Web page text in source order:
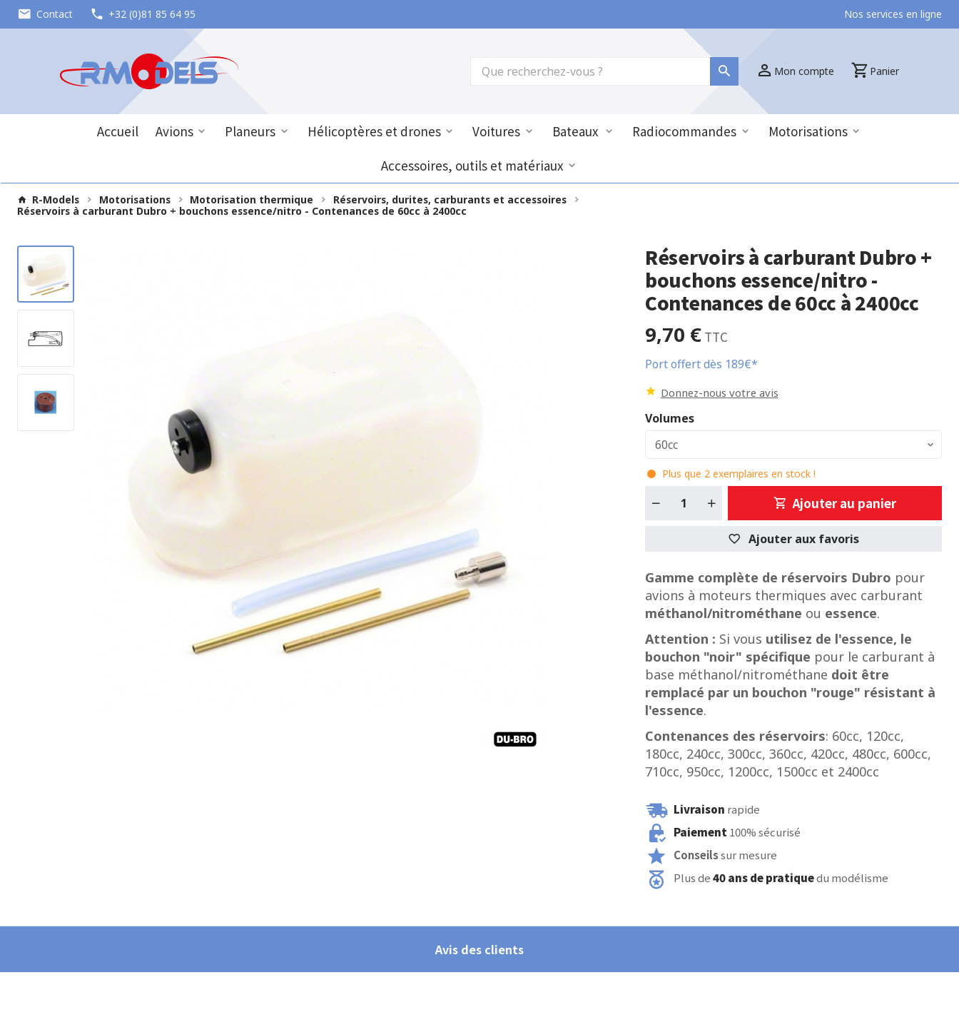
Contact +32 (0)81 85 64 95 Nos services en ligne
Mon compte Panier
Accueil Avions Planeurs Hélicoptères et drones Voitures Bateaux Radiocommandes
Motorisations
Accessoires, outils et matériaux
R-Models Motorisations Motorisation thermique
Réservoirs, durites, carburants et accessoires
Réservoirs à carburant Dubro + bouchons essence/nitro - Contenances de 60cc à 2400cc
Réservoirs à carburant Dubro +
bouchons essence/nitro -
Contenances de 60cc à 2400cc
9,70 € TTC
Port offert dès 189€*
Donnez-nous votre avis
Volumes
60cc
Plus que 2 exemplaires en stock !
Ajouter au panier
Ajouter aux favoris
Gamme complète de réservoirs Dubro pour
avions à moteurs thermiques avec carburant
méthanol/nitrométhane ou essence.
Attention : Si vous utilisez de l'essence, le
bouchon "noir" spécifique pour le carburant à
base méthanol/nitrométhane doit être
remplacé par un bouchon "rouge" résistant à
l'essence.
Contenances des réservoirs: 60cc, 120cc,
180cc, 240cc, 300cc, 360cc, 420cc, 480cc, 600cc,
710cc, 950cc, 1200cc, 1500cc et 2400cc
Livraison rapide
Paiement100% sécurisé
Conseilssur mesure
Plus de40 ans de pratiquedu modélisme
Avis des clients